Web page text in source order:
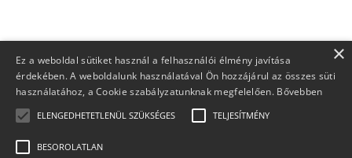
Copyright 2026 Foglaljma.hu - Minden jog fenntartva.
×
Ez a weboldal sütiket használ a felhasználói élmény javítása
érdekében. A weboldalunk használatával Ön hozzájárul az összes süti
használatához, a Cookie szabályzatunknak megfelelően. Bővebben
ELENGEDHETETLENÜL SZÜKSÉGES TELJESÍTMÉNY
BESOROLATLAN